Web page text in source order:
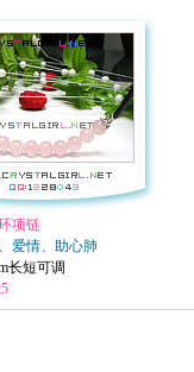
项链
爱情、助心肺
长短可调